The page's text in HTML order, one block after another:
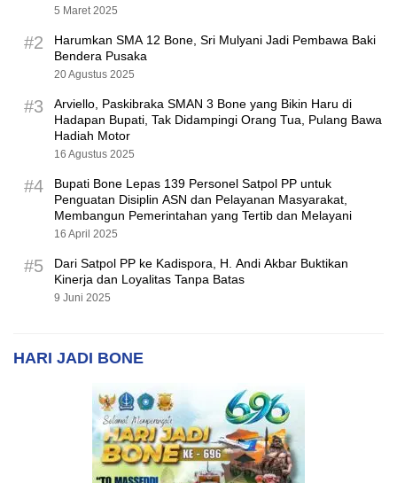
5 Maret 2025
#2
Harumkan SMA 12 Bone, Sri Mulyani Jadi Pembawa Baki
Bendera Pusaka
20 Agustus 2025
#3
Arviello, Paskibraka SMAN 3 Bone yang Bikin Haru di
Hadapan Bupati, Tak Didampingi Orang Tua, Pulang Bawa
Hadiah Motor
16 Agustus 2025
#4
Bupati Bone Lepas 139 Personel Satpol PP untuk
Penguatan Disiplin ASN dan Pelayanan Masyarakat,
Membangun Pemerintahan yang Tertib dan Melayani
16 April 2025
#5
Dari Satpol PP ke Kadispora, H. Andi Akbar Buktikan
Kinerja dan Loyalitas Tanpa Batas
9 Juni 2025
HARI JADI BONE